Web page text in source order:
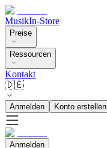
MusikIn-Store
Preise
Ressourcen
Kontakt
🇩🇪
Anmelden Konto erstellen
Anmelden